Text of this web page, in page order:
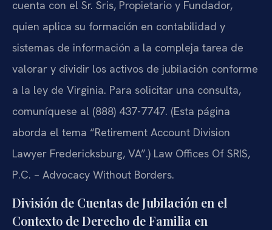
cuenta con el Sr. Sris, Propietario y Fundador,
quien aplica su formación en contabilidad y
sistemas de información a la compleja tarea de
valorar y dividir los activos de jubilación conforme
a la ley de Virginia. Para solicitar una consulta,
comuníquese al (888) 437-7747. (Esta página
aborda el tema “Retirement Account Division
Lawyer Fredericksburg, VA”.) Law Offices Of SRIS,
P.C. – Advocacy Without Borders.
División de Cuentas de Jubilación en el
Contexto de Derecho de Familia en